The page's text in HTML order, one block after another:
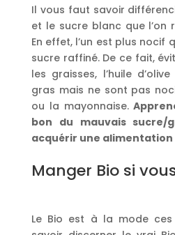
Il vous faut savoir
et le sucre blanc que l’on
En effet, l’un est plus nocif
sucre raffiné. De ce fait,
les graisses, l’huile
gras mais ne sont pas
ou la mayonnaise.
bon du mauvais sucre/
acquérir une alimentation
Manger Bio si
Le Bio est à la mode